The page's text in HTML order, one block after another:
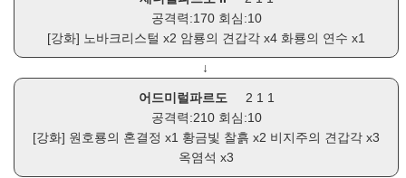
공격력:170 회심:10
[강화] 노바크리스털 x2 암룡의 견갑각 x4 화룡의 연수 x1
↓
어드미럴파르도
2 1 1
공격력:210 회심:10
[강화] 원호룡의 혼결정 x1 황금빛 찰흙 x2 비지주의 견갑각 x3
옥염석 x3